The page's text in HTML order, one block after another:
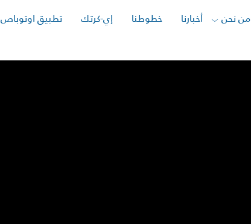
من نحن أخبارنا خطوطنا إي-كرتك تطبيق اوتوباص